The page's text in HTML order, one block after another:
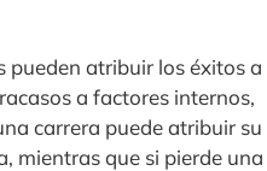
pueden atribuir los éxitos a
a factores internos,
carrera puede atribuir su
mientras que si pierde una